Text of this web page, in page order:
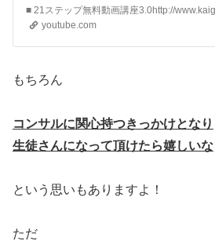
お知らせ【中国→米国アマゾン物
販】youtube.com
もちろん
コンサルに関心持つきっかけとなり
生徒さんになって頂けたら嬉しいな
という思いもありますよ！
ただ